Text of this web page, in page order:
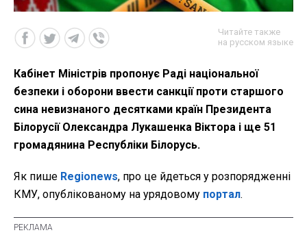
Читайте также
на русском языке
Кабінет Міністрів пропонує Раді національної
безпеки і оборони ввести санкції проти старшого
сина невизнаного десятками країн Президента
Білорусії Олександра Лукашенка Віктора і ще 51
громадянина Республіки Білорусь.
Як пише Regionews, про це йдеться у розпорядженні
КМУ, опублікованому на урядовому портал.